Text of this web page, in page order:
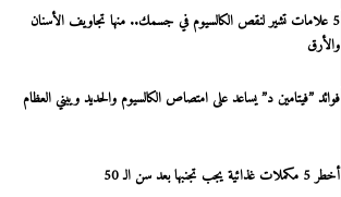
5 علامات تشير لنقص الكالسيوم في جسمك.. منها تجاويف الأسنان
والأرق
فوائد ”فيتامين د” يساعد على امتصاص الكالسيوم والحديد ويبني العظام
أخطر 5 مكملات غذائية يجب تجنبها بعد سن الـ 50